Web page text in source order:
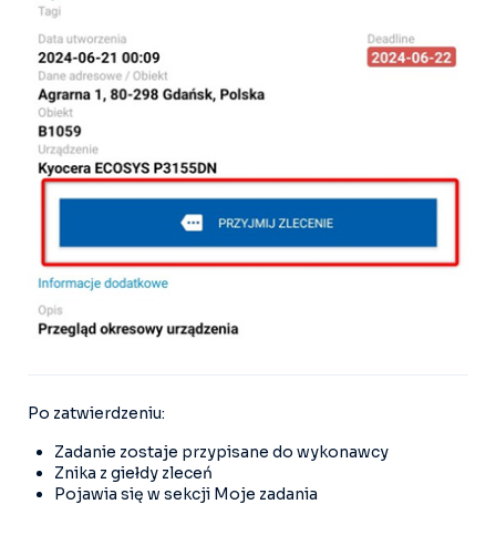
Po zatwierdzeniu:
Zadanie zostaje przypisane do wykonawcy
Znika z giełdy zleceń
Pojawia się w sekcji Moje zadania